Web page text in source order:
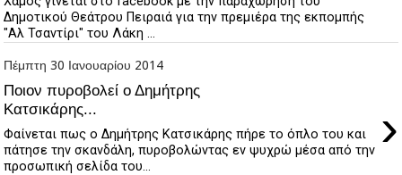
Δημοτικού Θεάτρου Πειραιά για την πρεμιέρα της εκπομπής
"Αλ Τσαντίρι" του Λάκη ...
Πέμπτη 30 Ιανουαρίου 2014
Ποιον πυροβολεί ο Δημήτρης
Κατσικάρης...
›
Φαίνεται πως ο Δημήτρης Κατσικάρης πήρε το όπλο του και
πάτησε την σκανδάλη, πυροβολώντας εν ψυχρώ μέσα από την
προσωπική σελίδα του...